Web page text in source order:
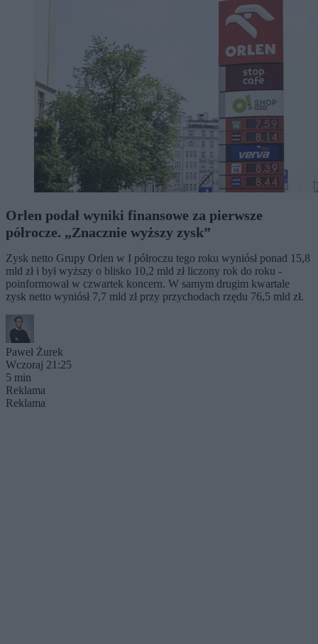
Orlen podał wyniki finansowe za pierwsze
półrocze. „Znacznie wyższy zysk”
Zysk netto Grupy Orlen w I półroczu tego roku wyniósł ponad 15,8
mld zł i był wyższy o blisko 10,2 mld zł liczony rok do roku -
poinformował w czwartek koncern. W samym drugim kwartale
zysk netto wyniósł 7,7 mld zł przy przychodach rzędu 76,5 mld zł.
Paweł Żurek
Wczoraj 21:25
5 min
Reklama
Reklama